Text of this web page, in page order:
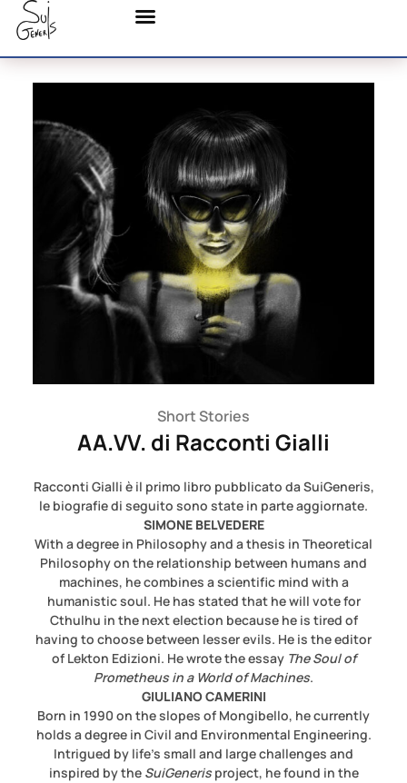
Short Stories
AA.VV. di Racconti Gialli
Racconti Gialli è il primo libro pubblicato da SuiGeneris,
le biografie di seguito sono state in parte aggiornate.
SIMONE BELVEDERE
With a degree in Philosophy and a thesis in Theoretical
Philosophy on the relationship between humans and
machines, he combines a scientific mind with a
humanistic soul. He has stated that he will vote for
Cthulhu in the next election because he is tired of
having to choose between lesser evils. He is the editor
of Lekton Edizioni. He wrote the essay The Soul of
Prometheus in a World of Machines.
GIULIANO CAMERINI
Born in 1990 on the slopes of Mongibello, he currently
holds a degree in Civil and Environmental Engineering.
Intrigued by life's small and large challenges and
inspired by the SuiGenerisproject, he found in the